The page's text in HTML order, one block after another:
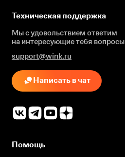
Техническая поддержка
Мы с удовольствием ответим
на интересующиетебя вопросы
support@wink.ru
Написать в чат
Помощь